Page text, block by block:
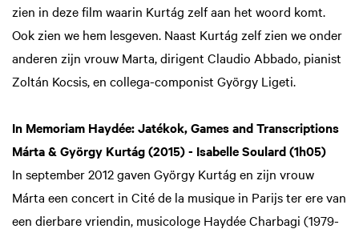
zien in deze film waarin Kurtág zelf aan het woord komt.
Ook zien we hem lesgeven. Naast Kurtág zelf zien we onder
anderen zijn vrouw Marta, dirigent Claudio Abbado, pianist
Zoltán Kocsis, en collega-componist György Ligeti.
In Memoriam Haydée: Jatékok, Games and Transcriptions
Márta & György Kurtág (2015) - Isabelle Soulard (1h05)
In september 2012 gaven György Kurtág en zijn vrouw
Márta een concert in Cité de la musique in Parijs ter ere van
een dierbare vriendin, musicologe Haydée Charbagi (1979-